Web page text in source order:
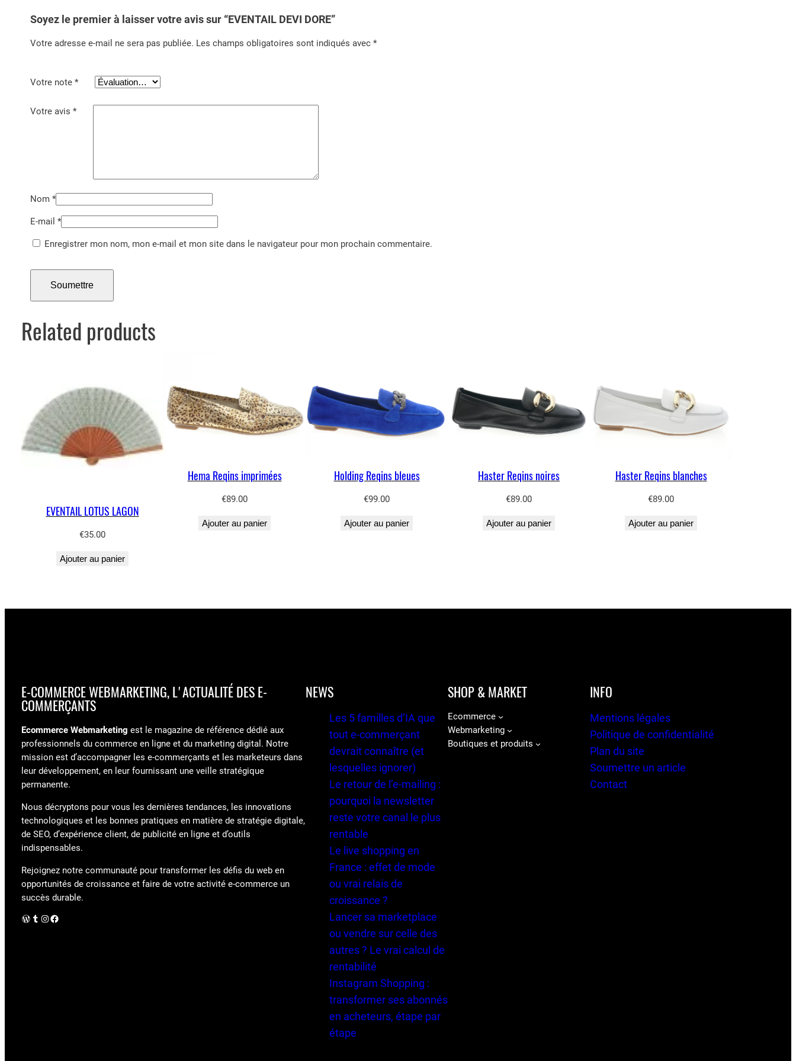
E
Soyez le premier à laisser votre avis sur “EVENTAIL DEVI DORE”
Votre adresse e-mail ne sera pas publiée. Les champs obligatoires sont indiqués avec *
Votre note *
Votre avis *
Nom *
E-mail *
Enregistrer mon nom, mon e-mail et mon site dans le navigateur pour mon prochain commentaire.
Related products
EVENTAIL LOTUS LAGON
€35.00
Ajouter au panier
Hema Reqins imprimées
€89.00
Ajouter au panier
Holding Reqins bleues
€99.00
Ajouter au panier
Haster Reqins noires
€89.00
Ajouter au panier
Haster Reqins blanches
€89.00
Ajouter au panier
E-COMMERCE WEBMARKETING, L'ACTUALITÉ DES E-
COMMERÇANTS
Ecommerce Webmarketing est le magazine de référence dédié aux
professionnels du commerce en ligne et du marketing digital. Notre
mission est d’accompagner les e-commerçants et les marketeurs dans
leur développement, en leur fournissant une veille stratégique
permanente.
Nous décryptons pour vous les dernières tendances, les innovations
technologiques et les bonnes pratiques en matière de stratégie digitale,
de SEO, d’expérience client, de publicité en ligne et d’outils
indispensables.
Rejoignez notre communauté pour transformer les défis du web en
opportunités de croissance et faire de votre activité e-commerce un
succès durable.
WordPress Instagram Facebook
NEWS
Les 5 familles d’IA que
tout e-commerçant
devrait connaître (et
lesquelles ignorer)
Le retour de l’e-mailing :
pourquoi la newsletter
reste votre canal le plus
rentable
Le live shopping en
France : effet de mode
ou vrai relais de
croissance ?
Lancer sa marketplace
ou vendre sur celle des
autres ? Le vrai calcul de
rentabilité
Instagram Shopping :
transformer ses abonnés
en acheteurs, étape par
étape
SHOP & MARKET
Ecommerce
Webmarketing
Boutiques et produits
INFO
Mentions légales
Politique de confidentialité
Plan du site
Soumettre un article
Contact